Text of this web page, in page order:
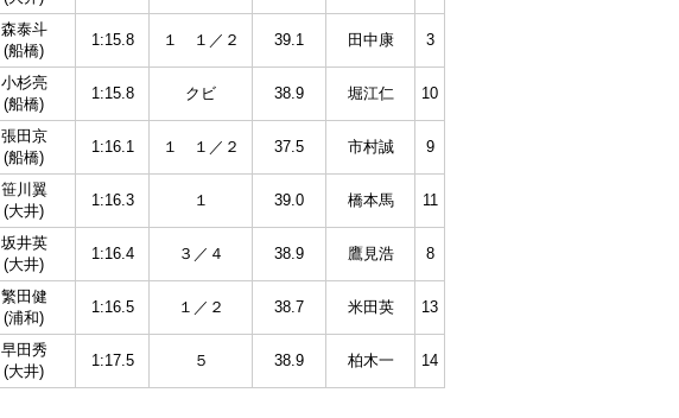
森泰斗
(船橋)
1:15.8 １ １／２ 39.1 田中康 3
小杉亮
(船橋)
1:15.8 クビ 38.9 堀江仁 10
張田京
(船橋)
1:16.1 １ １／２ 37.5 市村誠 9
笹川翼
(大井)
1:16.3 １ 39.0 橋本馬 11
坂井英
(大井)
1:16.4 ３／４ 38.9 鷹見浩 8
繁田健
(浦和)
1:16.5 １／２ 38.7 米田英 13
早田秀
(大井)
1:17.5 ５ 38.9 柏木一 14